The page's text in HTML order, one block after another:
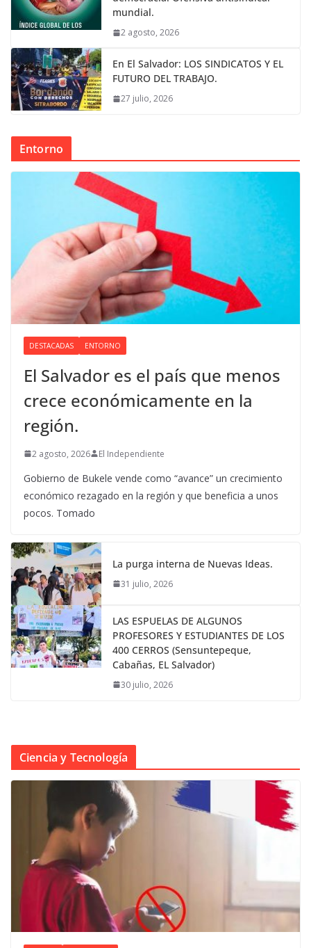
mundial.
2 agosto, 2026
En El Salvador: LOS SINDICATOS Y EL
FUTURO DEL TRABAJO.
27 julio, 2026
Entorno
DESTACADAS ENTORNO
El Salvador es el país que menos
crece económicamente en la
región.
2 agosto, 2026 El Independiente
Gobierno de Bukele vende como “avance” un crecimiento
económico rezagado en la región y que beneficia a unos
pocos. Tomado
La purga interna de Nuevas Ideas.
31 julio, 2026
LAS ESPUELAS DE ALGUNOS
PROFESORES Y ESTUDIANTES DE LOS
400 CERROS (Sensuntepeque,
Cabañas, EL Salvador)
30 julio, 2026
Ciencia y Tecnología